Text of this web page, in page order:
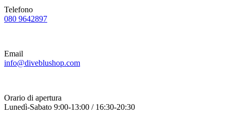
Telefono
080 9642897
Email
info@diveblushop.com
Orario di apertura
Lunedì-Sabato 9:00-13:00 / 16:30-20:30